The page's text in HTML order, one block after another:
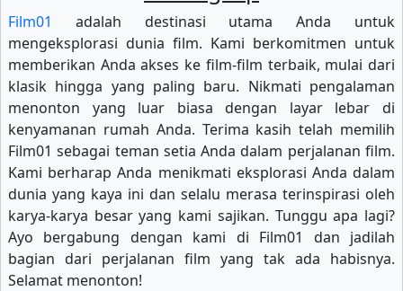
Film01
adalah destinasi utama Anda untuk
mengeksplorasi dunia film. Kami berkomitmen untuk
memberikan Anda akses ke film-film terbaik, mulai dari
klasik hingga yang paling baru. Nikmati pengalaman
menonton yang luar biasa dengan layar lebar di
kenyamanan rumah Anda. Terima kasih telah memilih
Film01 sebagai teman setia Anda dalam perjalanan film.
Kami berharap Anda menikmati eksplorasi Anda dalam
dunia yang kaya ini dan selalu merasa terinspirasi oleh
karya-karya besar yang kami sajikan. Tunggu apa lagi?
Ayo bergabung dengan kami di Film01 dan jadilah
bagian dari perjalanan film yang tak ada habisnya.
Selamat menonton!